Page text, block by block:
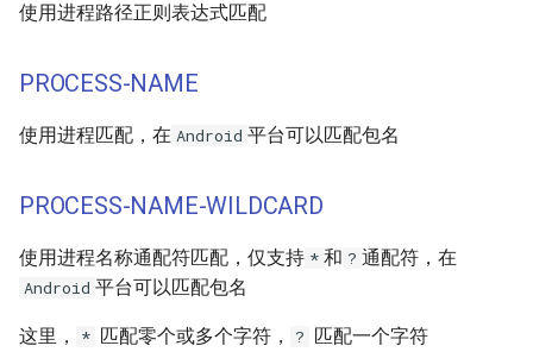
使用进程路径正则表达式匹配
PROCESS-NAME
使用进程匹配，在 Android 平台可以匹配包名
PROCESS-NAME-WILDCARD
使用进程名称通配符匹配，仅支持 * 和 ? 通配符，在
Android 平台可以匹配包名
这里， * 匹配零个或多个字符， ? 匹配一个字符